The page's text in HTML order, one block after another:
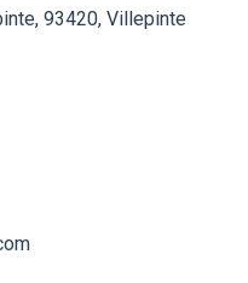
93420, Villepinte